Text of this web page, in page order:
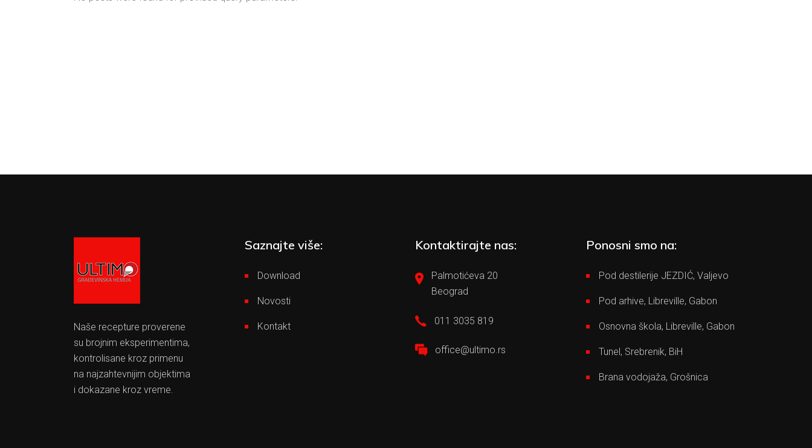
Naše recepture proverene
su brojnim eksperimentima,
kontrolisane kroz primenu
na najzahtevnijim objektima
i dokazane kroz vreme.
Saznajte više:
Download
Novosti
Kontakt
Kontaktirajte nas:
Palmotićeva 20
Beograd
011 3035 819
office@ultimo.rs
Ponosni smo na:
Pod destilerije JEZDIĆ, Valjevo
Pod arhive, Libreville, Gabon
Osnovna škola, Libreville, Gabon
Tunel, Srebrenik, BiH
Brana vodojaža, Grošnica